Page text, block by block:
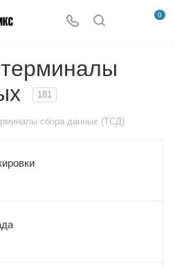
0
181
сбора данных (ТСД)